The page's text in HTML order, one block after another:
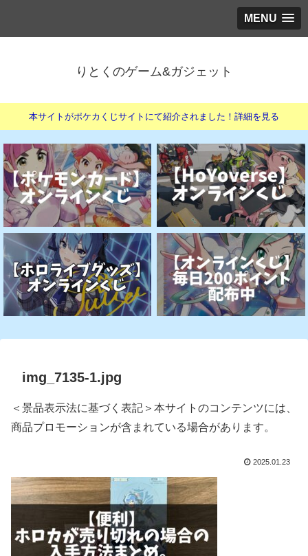
MENU
りとくのゲーム&ガジェット
本サイトがポケカくじサイトにて紹介されました！詳細を見る
img_7135-1.jpg
＜景品表示法に基づく表記＞本サイトのコンテンツには、
商品プロモーションが含まれている場合があります。
2025.01.23